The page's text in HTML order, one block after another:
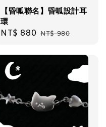
【昏呱聯名】昏呱設計耳
環
Sale
NT$ 880 Regular
NT$ 980